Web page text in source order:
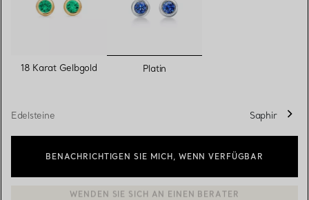
18 Karat Gelbgold ausgewählt
Platin
Edelsteine Saphir
BENACHRICHTIGEN SIE MICH, WENN VERFÜGBAR